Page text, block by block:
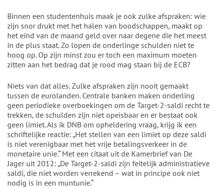
Binnen een studentenhuis maak je ook zulke afspraken: wie
zijn snor drukt met het halen van boodschappen, maakt op
het eind van de maand geld over naar degene die het meest
in de plus staat. Zo lopen de onderlinge schulden niet te
hoog op. Op zijn minst zou er toch een maximum moeten
zitten aan het bedrag dat je rood mag staan bij de ECB?
Niets van dat alles. Zulke afspraken zijn nooit gemaakt
tussen de eurolanden. Centrale banken maken onderling
geen periodieke overboekingen om de Target-2-saldi recht te
trekken, de schulden zijn niet opeisbaar en er bestaat ook
geen limiet. Als ik DNB om opheldering vraag, krijg ik een
schriftelijke reactie: „Het stellen van een limiet op deze saldi
is niet verenigbaar met het vrije betalingsverkeer in de
monetaire unie.“ Met een citaat uit de Kamerbrief van De
Jager uit 2012: „De Target-2-saldi zijn feitelijk administratieve
saldi, die niet worden verrekend – wat in principe ook niet
nodig is in een muntunie.“